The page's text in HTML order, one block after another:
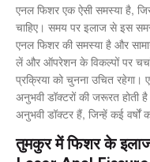
एनल फिशर एक ऐसी समस्या है,
चाहिए। समय पर इलाज से इस
एनल फिशर की समस्या है और
लें और ऑपरेशन के विकल्पों पर
प्रक्रिया को चुनना उचित
अनुभवी डॉक्टरों की जरूरत
अनुभवी डॉक्टर हैं, जिन्हें कई वर्षों
तुमकुर में फिशर के